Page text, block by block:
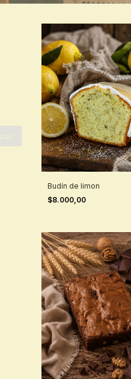
Budín de limon
$8.000,00